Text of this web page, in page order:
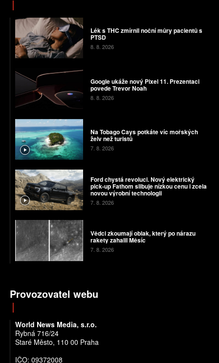
Lék s THC zmírnil noční můry pacientů s
PTSD
8. 8. 2026
Google ukáže nový Pixel 11. Prezentaci
povede Trevor Noah
8. 8. 2026
Na Tobago Cays potkáte víc mořských
želv než turistů
7. 8. 2026
Ford chystá revoluci. Nový elektrický
pick-up Fathom slibuje nízkou cenu i zcela
novou výrobní technologii
7. 8. 2026
Vědci zkoumají oblak, který po nárazu
rakety zahalil Měsíc
7. 8. 2026
Provozovatel webu
World News Media, s.r.o.
Rybná 716/24
Staré Město, 110 00 Praha
IČO: 09372008